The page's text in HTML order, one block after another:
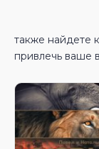
также найдете
привлечь ваше